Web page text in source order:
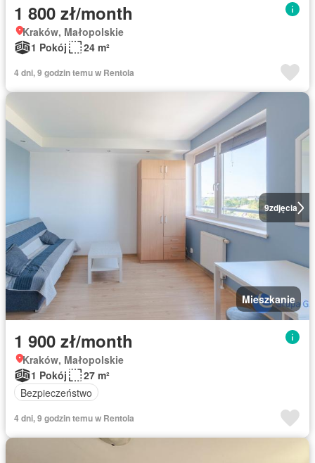
1 800 zł/month
Kraków, Małopolskie
1 Pokój
24 m²
4 dni, 9 godzin temu w Rentola
9zdjęcia
Mieszkanie
1 900 zł/month
Kraków, Małopolskie
1 Pokój
27 m²
Bezpieczeństwo
4 dni, 9 godzin temu w Rentola